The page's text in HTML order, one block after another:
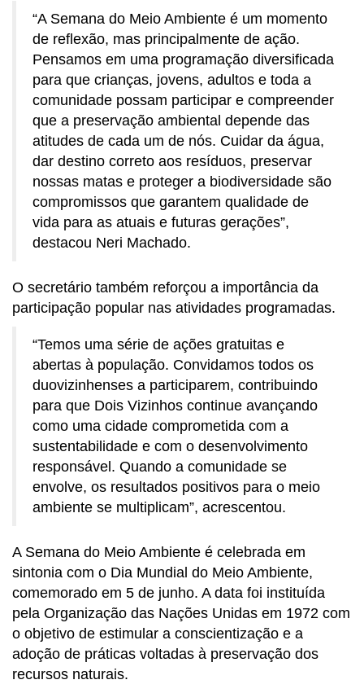
“A Semana do Meio Ambiente é um momento
de reflexão, mas principalmente de ação.
Pensamos em uma programação diversificada
para que crianças, jovens, adultos e toda a
comunidade possam participar e compreender
que a preservação ambiental depende das
atitudes de cada um de nós. Cuidar da água,
dar destino correto aos resíduos, preservar
nossas matas e proteger a biodiversidade são
compromissos que garantem qualidade de
vida para as atuais e futuras gerações”,
destacou Neri Machado.
O secretário também reforçou a importância da
participação popular nas atividades programadas.
“Temos uma série de ações gratuitas e
abertas à população. Convidamos todos os
duovizinhenses a participarem, contribuindo
para que Dois Vizinhos continue avançando
como uma cidade comprometida com a
sustentabilidade e com o desenvolvimento
responsável. Quando a comunidade se
envolve, os resultados positivos para o meio
ambiente se multiplicam”, acrescentou.
A Semana do Meio Ambiente é celebrada em
sintonia com o Dia Mundial do Meio Ambiente,
comemorado em 5 de junho. A data foi instituída
pela Organização das Nações Unidas em 1972 com
o objetivo de estimular a conscientização e a
adoção de práticas voltadas à preservação dos
recursos naturais.